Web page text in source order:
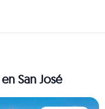
en San José